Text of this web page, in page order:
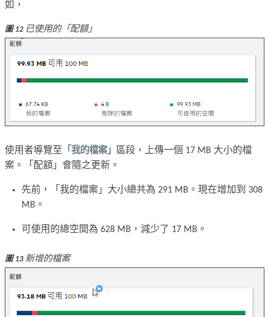
如，
圖 12 已使用的「配額」
使用者導覽至 「我的檔案」 區段，上傳一個 17 MB 大小的檔
案。「配額」會隨之更新。
先前，「我的檔案」大小總共為 291 MB。現在增加到 308
MB。
可使用的總空間為 628 MB，減少了 17 MB。
圖 13 新增的檔案